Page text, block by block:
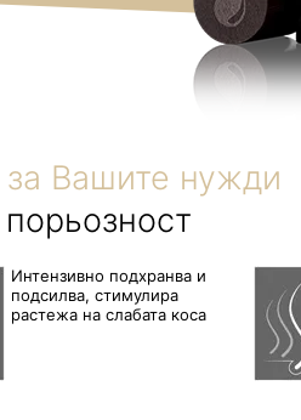
Вашите нужди
Интензивно подхранва и
подсилва, стимулира
растежа на слабата коса